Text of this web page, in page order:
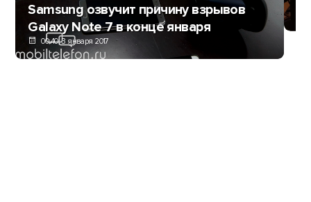
Samsung озвучит причину взрывов
Galaxy Note 7 в конце января
00:40, 3 января 2017